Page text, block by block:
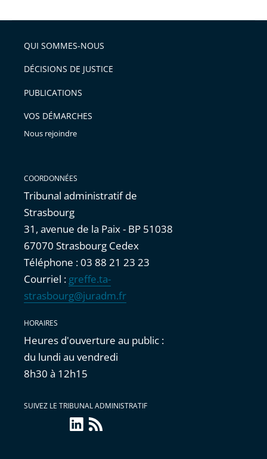
QUI SOMMES-NOUS
DÉCISIONS DE JUSTICE
PUBLICATIONS
VOS DÉMARCHES
Nous rejoindre
COORDONNÉES
Tribunal administratif de
Strasbourg
31, avenue de la Paix - BP 51038
67070 Strasbourg Cedex
Téléphone : 03 88 21 23 23
Courriel : greffe.ta-
strasbourg@juradm.fr
HORAIRES
Heures d'ouverture au public :
du lundi au vendredi
8h30 à 12h15
SUIVEZ LE TRIBUNAL ADMINISTRATIF
linkedin
Flux
RSS